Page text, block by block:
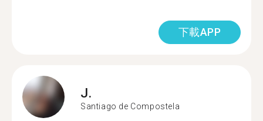
下載APP
J.
Santiago de Compostela